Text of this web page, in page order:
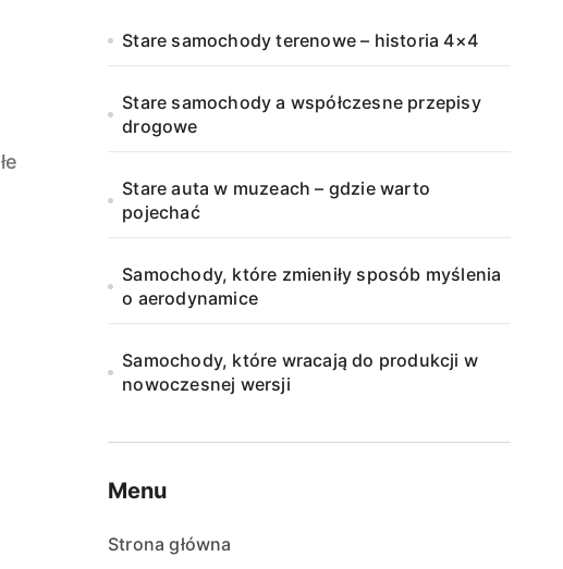
Stare samochody terenowe – historia 4×4
Stare samochody a współczesne przepisy
drogowe
Stare auta w muzeach – gdzie warto
pojechać
Samochody, które zmieniły sposób myślenia
o aerodynamice
Samochody, które wracają do produkcji w
nowoczesnej wersji
Menu
Strona główna